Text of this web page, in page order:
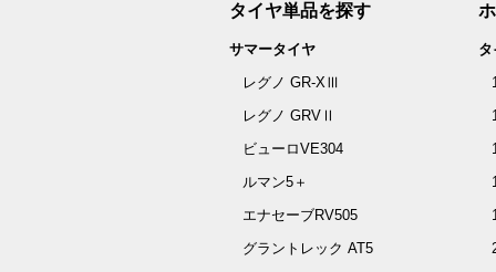
タイヤ単品を探す
サマータイヤ
レグノ GR-XⅢ
レグノ GRVⅡ
ビューロVE304
ルマン5＋
エナセーブRV505
グラントレック AT5